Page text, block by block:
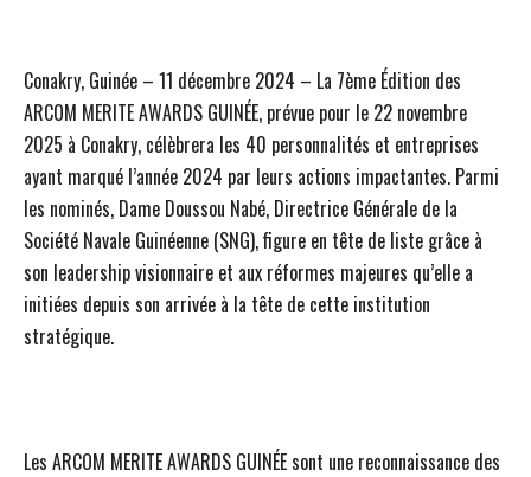
Conakry, Guinée – 11 décembre 2024 – La 7ème Édition des
ARCOM MERITE AWARDS GUINÉE, prévue pour le 22 novembre
2025 à Conakry, célèbrera les 40 personnalités et entreprises
ayant marqué l’année 2024 par leurs actions impactantes. Parmi
les nominés, Dame Doussou Nabé, Directrice Générale de la
Société Navale Guinéenne (SNG), figure en tête de liste grâce à
son leadership visionnaire et aux réformes majeures qu’elle a
initiées depuis son arrivée à la tête de cette institution
stratégique.
Les ARCOM MERITE AWARDS GUINÉE sont une reconnaissance des